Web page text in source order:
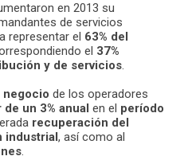
en 2013 su
de servicios
representar el 63% del
el 37%
y de servicios.
negocio de los operadores
un 3% anual en el período
recuperación del
industrial, así como al
.